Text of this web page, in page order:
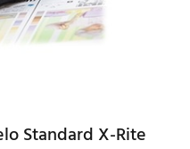
Standard X-Rite